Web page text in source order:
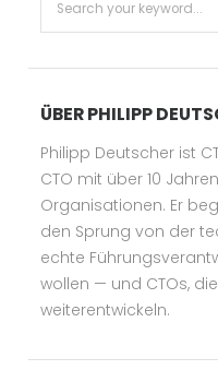
ÜBER PHILIPP
Philipp Deutscher ist
CTO mit über 10
Organisationen. Er
den Sprung von der
echte
wollen — und CTOs,
weiterentwickeln.